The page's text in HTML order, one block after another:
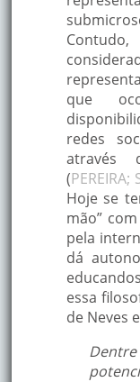
que
redes
através
(PEREIRA;
Hoje se
mão”
pela
dá
essa
de Neves